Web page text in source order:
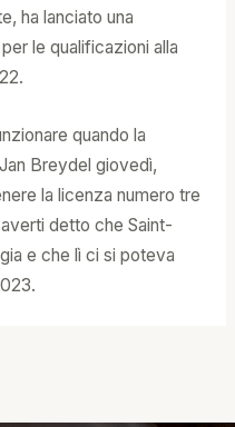
ha lanciato una
le qualificazioni alla
quando la
Breydel giovedì,
la licenza numero tre
detto che Saint-
e che lì ci si poteva